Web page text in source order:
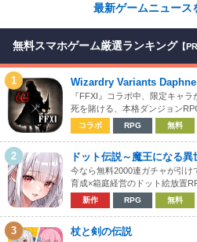
最新ゲームニュース
無料スマホゲーム厳選ランキング 【
1 Wizardry Variants Daphne
『FFXI』コラボ中、限定キャ
死を賭ける、本格ダンジョン
コラボ RPG 無料
2 ドット伝説～魔王になる
今なら無料2000連ガチャが引
育成×箱庭経営のドット絵放置
新作 RPG 無料
3 杖と剣の伝説